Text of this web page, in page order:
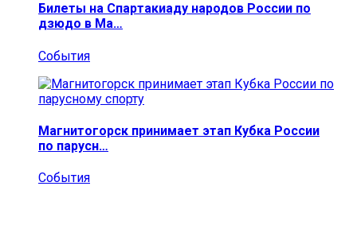
Билеты на Спартакиаду народов России по
дзюдо в Ма…
События
Магнитогорск принимает этап Кубка России
по парусн…
События